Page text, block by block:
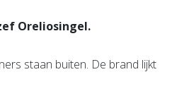
Oreliosingel.
staan buiten. De brand lijkt